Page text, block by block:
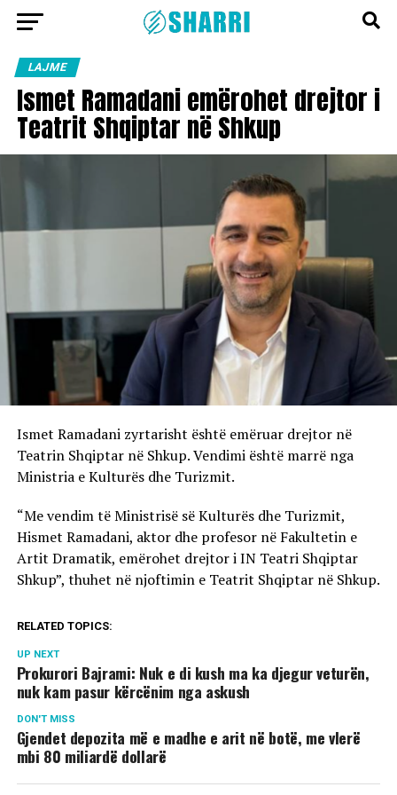
LAJME
Ismet Ramadani emërohet drejtor i
Teatrit Shqiptar në Shkup
Ismet Ramadani zyrtarisht është emëruar drejtor në
Teatrin Shqiptar në Shkup. Vendimi është marrë nga
Ministria e Kulturës dhe Turizmit.
“Me vendim të Ministrisë së Kulturës dhe Turizmit,
Hismet Ramadani, aktor dhe profesor në Fakultetin e
Artit Dramatik, emërohet drejtor i IN Teatri Shqiptar
Shkup”, thuhet në njoftimin e Teatrit Shqiptar në Shkup.
RELATED TOPICS:
UP NEXT
Prokurori Bajrami: Nuk e di kush ma ka djegur veturën,
nuk kam pasur kërcënim nga askush
DON'T MISS
Gjendet depozita më e madhe e arit në botë, me vlerë
mbi 80 miliardë dollarë